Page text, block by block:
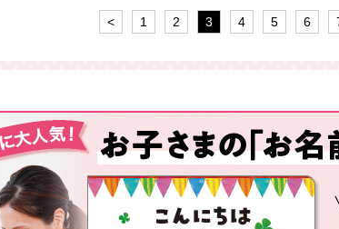
< 1 2 3 4 5 6